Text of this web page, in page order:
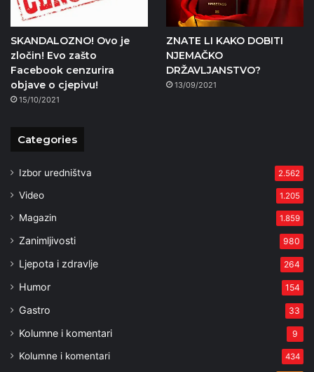
SKANDALOZNO! Ovo je
zločin! Evo zašto
Facebook cenzurira
objave o cjepivu!
15/10/2021
ZNATE LI KAKO DOBITI
NJEMAČKO
DRŽAVLJANSTVO?
13/09/2021
Categories
Izbor uredništva 2.562
Video 1.205
Magazin 1.859
Zanimljivosti 980
Ljepota i zdravlje 264
Humor 154
Gastro 33
Kolumne i komentari 9
Kolumne i komentari 434